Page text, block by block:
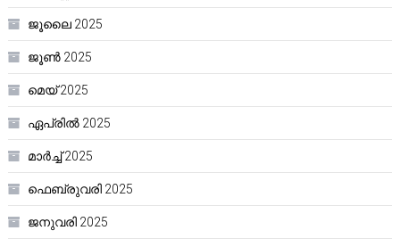
ജൂലൈ 2025
ജൂൺ 2025
മെയ്‌ 2025
ഏപ്രിൽ 2025
മാർച്ച്‌ 2025
ഫെബ്രുവരി 2025
ജനുവരി 2025